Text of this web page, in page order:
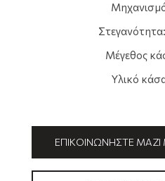
Στεγανότητα:
Μέγεθος
Υλικό
ΕΠΙΚΟΙΝΩΝΉΣΤΕ